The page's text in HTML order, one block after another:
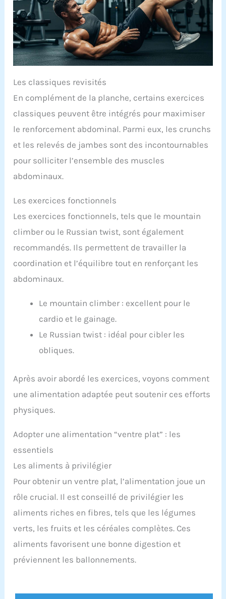
Les classiques revisités
En complément de la planche, certains exercices
classiques peuvent être intégrés pour maximiser
le renforcement abdominal. Parmi eux, les crunchs
et les relevés de jambes sont des incontournables
pour solliciter l’ensemble des muscles
abdominaux.
Les exercices fonctionnels
Les exercices fonctionnels, tels que le mountain
climber ou le Russian twist, sont également
recommandés. Ils permettent de travailler la
coordination et l’équilibre tout en renforçant les
abdominaux.
Le mountain climber : excellent pour le
cardio et le gainage.
Le Russian twist : idéal pour cibler les
obliques.
Après avoir abordé les exercices, voyons comment
une alimentation adaptée peut soutenir ces efforts
physiques.
Adopter une alimentation “ventre plat” : les
essentiels
Les aliments à privilégier
Pour obtenir un ventre plat, l’alimentation joue un
rôle crucial. Il est conseillé de privilégier les
aliments riches en fibres, tels que les légumes
verts, les fruits et les céréales complètes. Ces
aliments favorisent une bonne digestion et
préviennent les ballonnements.